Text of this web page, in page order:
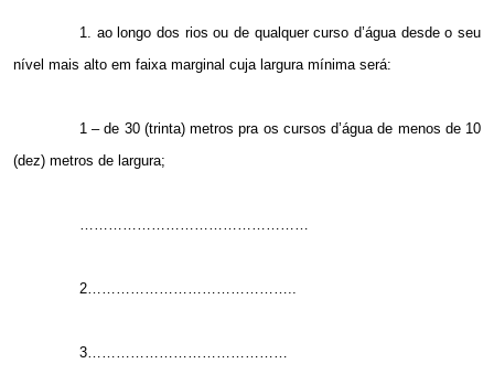
1. ao longo dos rios ou de qualquer curso d’água desde o seu
nível mais alto em faixa marginal cuja largura mínima será:
1 – de 30 (trinta) metros pra os cursos d’água de menos de 10
(dez) metros de largura;
…………………………………………
2……………………………………..
3……………………………………